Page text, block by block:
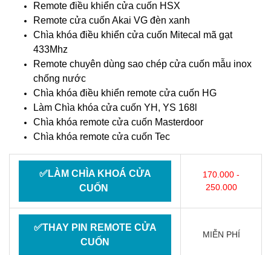
Remote điều khiển cửa cuốn HSX
Remote cửa cuốn Akai VG đèn xanh
Chìa khóa điều khiển cửa cuốn Mitecal mã gạt
433Mhz
Remote chuyên dùng sao chép cửa cuốn mẫu inox
chống nước
Chìa khóa điều khiển remote cửa cuốn HG
Làm Chìa khóa cửa cuốn YH, YS 168l
Chìa khóa remote cửa cuốn Masterdoor
Chìa khóa remote cửa cuốn Tec
✅LÀM CHÌA KHOÁ CỬA
CUỐN
170.000 -
250.000
✅THAY PIN REMOTE CỬA
CUỐN
MIỄN PHÍ